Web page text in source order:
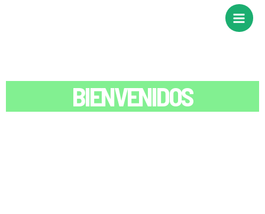
BIENVENIDOS
SOMECTA